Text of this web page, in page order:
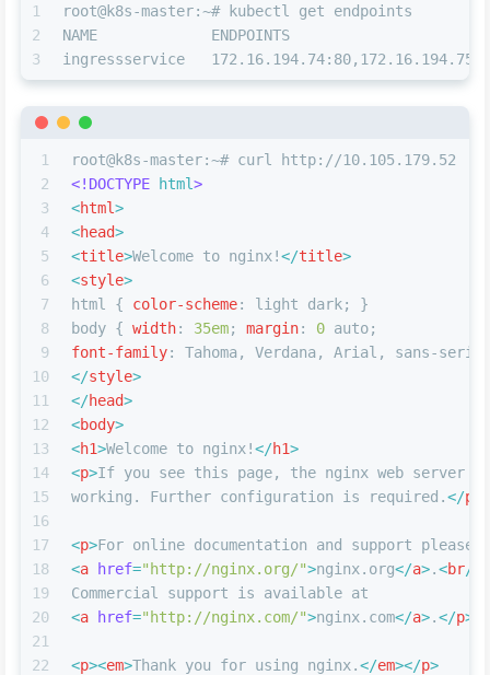
1
2
3
root@k8s-master:~# kubectl get endpoints
NAME             ENDPOINTS
ingressservice
1
2
3
4
5
6
7
8
9
10
11
12
13
14
15
16
17
18
19
20
21
22
root@k8s-master:~# curl http://10.105.179.52
<!DOCTYPE
html>
<html>
<head>
<title>Welcome to nginx!</title>
<style>
html
{ color-scheme: light dark; }
body { width: 35em; margin: 0 auto;
font-family: Tahoma, Verdana, Arial, sans-
</style>
</head>
<body>
<h1>Welcome to nginx!</h1>
<p>If you see this page, the nginx web server
working. Further configuration is required.</p
<p>For online documentation and support please
<a href="http://nginx.org/">nginx.org</a>.<br/>
Commercial support is available at
<a href="http://nginx.com/">nginx.com</a>.</p>
<p><em>Thank you for using nginx.</em></p>